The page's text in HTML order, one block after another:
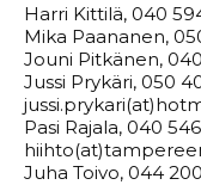
Harri Kittilä, 040
Mika Paananen,
Jouni Pitkänen,
Jussi Prykäri, 050
Pasi Rajala, 040
Juha Toivo, 044